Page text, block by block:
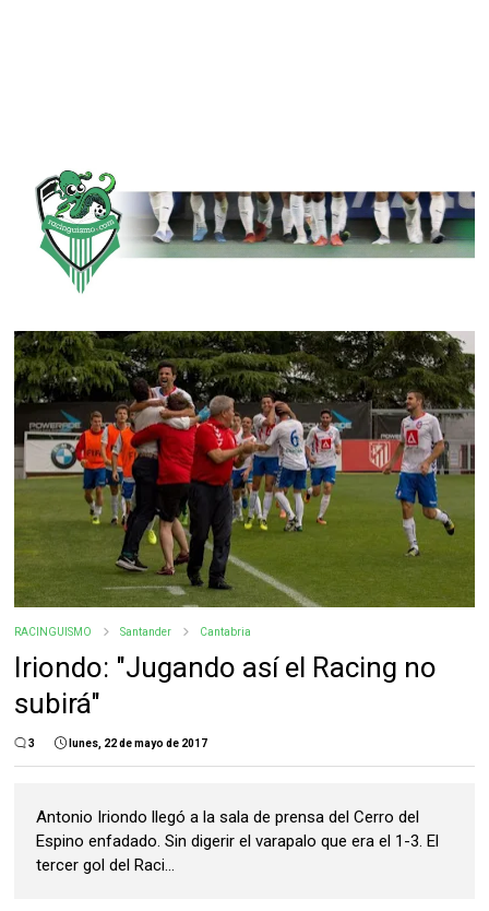
RACINGUISMO Santander Cantabria
Iriondo: "Jugando así el Racing no
subirá"
3 lunes, 22 de mayo de 2017
Antonio Iriondo llegó a la sala de prensa del Cerro del
Espino enfadado. Sin digerir el varapalo que era el 1-3. El
tercer gol del Raci...